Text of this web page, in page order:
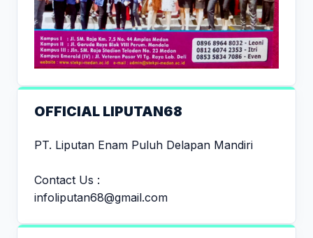
OFFICIAL LIPUTAN68
PT. Liputan Enam Puluh Delapan Mandiri
Contact Us :
infoliputan68@gmail.com